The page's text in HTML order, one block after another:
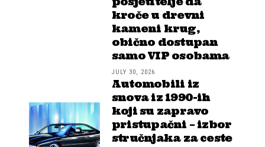
kroče u drevni
kameni krug,
obično dostupan
samo VIP osobama
JULY 30, 2026
Automobili iz
snova iz 1990-ih
koji su zapravo
pristupačni – izbor
stručnjaka za ceste